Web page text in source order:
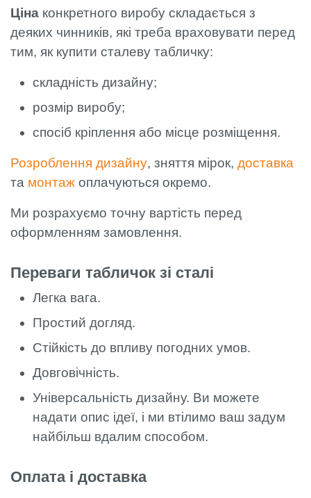
Ціна конкретного виробу складається з
деяких чинників, які треба враховувати перед
тим, як купити сталеву табличку:
складність дизайну;
розмір виробу;
спосіб кріплення або місце розміщення.
Розроблення дизайну, зняття мірок, доставка
та монтаж оплачуються окремо.
Ми розрахуємо точну вартість перед
оформленням замовлення.
Переваги табличок зі сталі
Легка вага.
Простий догляд.
Стійкість до впливу погодних умов.
Довговічність.
Універсальність дизайну. Ви можете
надати опис ідеї, і ми втілимо ваш задум
найбільш вдалим способом.
Оплата і доставка